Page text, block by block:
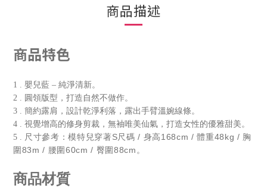
商品描述
商品特色
1 . 嬰兒藍 – 純淨清新。
2 . 圓領版型，打造自然不做作。
3 . 簡約露肩，設計乾淨利落，露出手臂溫婉線條。
4 . 視覺增高的修身剪裁，無袖唯美仙氣，打造女性的優雅甜美。
5 . 尺寸參考：模特兒穿著S尺碼 / 身高168cm / 體重48kg / 胸
圍83m / 腰圍60cm / 臀圍88cm。
商品材質